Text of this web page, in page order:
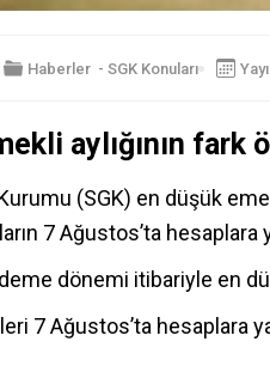
Haberler - SGK Konuları
aylığının fark
(SGK) en düşük
7 Ağustos’ta hesaplara
dönemi itibariyle en
7 Ağustos’ta hesaplara